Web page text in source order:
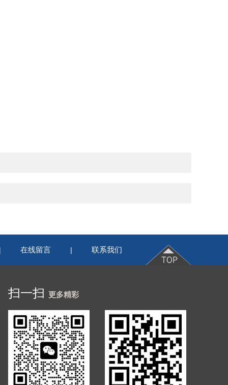
在线留言 | 联系我们
扫一扫 更多精彩